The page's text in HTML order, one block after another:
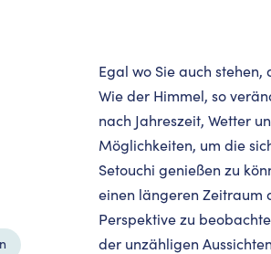
Egal wo Sie auch
Wie der Himmel, so
nach Jahreszeit, Wetter
Möglichkeiten, um die
Setouchi genießen zu
einen längeren Zeitraum
Perspektive zu
der unzähligen